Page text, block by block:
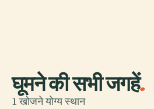
घूमने की सभी जगहें.
1 खोजने योग्य स्थान